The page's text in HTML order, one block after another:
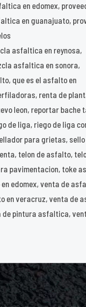
en edomex,
en guanajuato,
asfaltica en reynosa,
asfaltica en sonora,
que es el asfalto en
renta de
leon, reportar bache
de liga, riego de liga
para grietas,
telon de asfalto,
pavimentacion, toke
edomex, venta de
en veracruz, venta de
pintura asfaltica,